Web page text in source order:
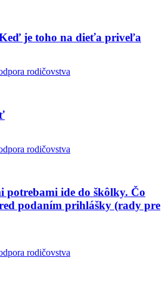
je toho na dieťa priveľa
rodičovstva
rodičovstva
potrebami ide do škôlky. Čo
podaním prihlášky (rady pre
rodičovstva